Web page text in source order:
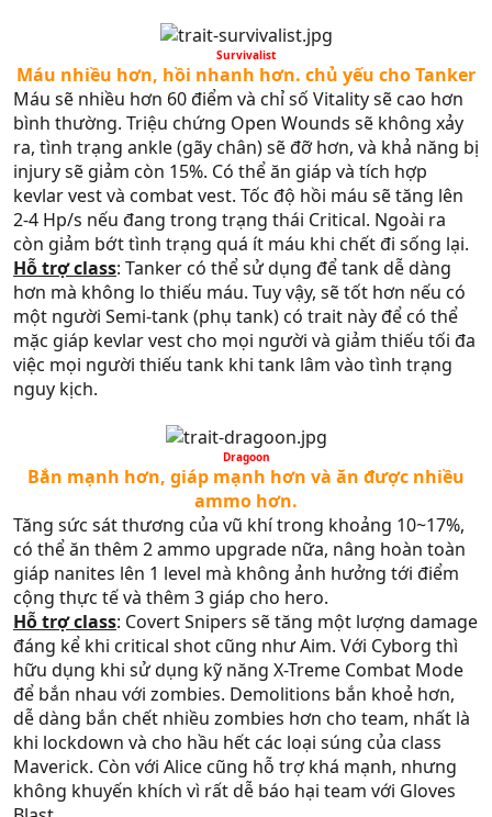
Survivalist​
Máu nhiều hơn, hồi nhanh hơn. chủ yếu cho Tanker​
Máu sẽ nhiều hơn 60 điểm và chỉ số Vitality sẽ cao hơn
bình thường. Triệu chứng Open Wounds sẽ không xảy
ra, tình trạng ankle (gãy chân) sẽ đỡ hơn, và khả năng bị
injury sẽ giảm còn 15%. Có thể ăn giáp và tích hợp
kevlar vest và combat vest. Tốc độ hồi máu sẽ tăng lên
2-4 Hp/s nếu đang trong trạng thái Critical. Ngoài ra
còn giảm bớt tình trạng quá ít máu khi chết đi sống lại.
Hỗ trợ class: Tanker có thể sử dụng để tank dễ dàng
hơn mà không lo thiếu máu. Tuy vậy, sẽ tốt hơn nếu có
một người Semi-tank (phụ tank) có trait này để có thể
mặc giáp kevlar vest cho mọi người và giảm thiếu tối đa
việc mọi người thiếu tank khi tank lâm vào tình trạng
nguy kịch.
Dragoon​
Bắn mạnh hơn, giáp mạnh hơn và ăn được nhiều
ammo hơn.​
Tăng sức sát thương của vũ khí trong khoảng 10~17%,
có thể ăn thêm 2 ammo upgrade nữa, nâng hoàn toàn
giáp nanites lên 1 level mà không ảnh hưởng tới điểm
cộng thực tế và thêm 3 giáp cho hero.
Hỗ trợ class: Covert Snipers sẽ tăng một lượng damage
đáng kể khi critical shot cũng như Aim. Với Cyborg thì
hữu dụng khi sử dụng kỹ năng X-Treme Combat Mode
để bắn nhau với zombies. Demolitions bắn khoẻ hơn,
dễ dàng bắn chết nhiều zombies hơn cho team, nhất là
khi lockdown và cho hầu hết các loại súng của class
Maverick. Còn với Alice cũng hỗ trợ khá mạnh, nhưng
không khuyến khích vì rất dễ báo hại team với Gloves